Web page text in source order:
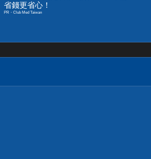
省錢更省心！
PR・Club Med Taiwan